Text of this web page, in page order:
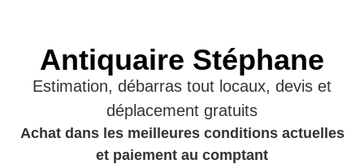
Antiquaire Stéphane
Estimation, débarras tout locaux, devis et
déplacement gratuits
Achat dans les meilleures conditions actuelles
et paiement au comptant